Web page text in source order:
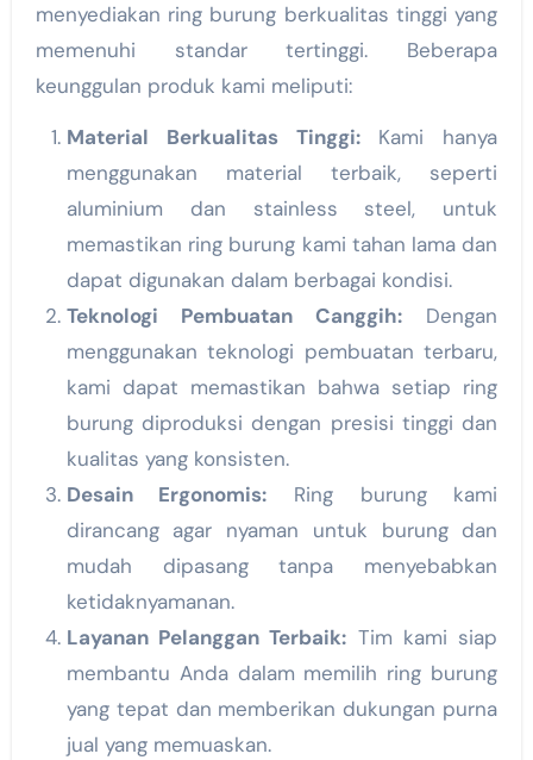
menyediakan ring burung berkualitas tinggi yang
memenuhi standar tertinggi. Beberapa
keunggulan produk kami meliputi:
Material Berkualitas Tinggi:Kami hanya
menggunakan material terbaik, seperti
aluminium dan stainless steel, untuk
memastikan ring burung kami tahan lama dan
dapat digunakan dalam berbagai kondisi.
Teknologi Pembuatan Canggih: Dengan
menggunakan teknologi pembuatan terbaru,
kami dapat memastikan bahwa setiap ring
burung diproduksi dengan presisi tinggi dan
kualitas yang konsisten.
Desain Ergonomis: Ring burung kami
dirancang agar nyaman untuk burung dan
mudah dipasang tanpa menyebabkan
ketidaknyamanan.
Layanan Pelanggan Terbaik: Tim kami siap
membantu Anda dalam memilih ring burung
yang tepat dan memberikan dukungan purna
jual yang memuaskan.